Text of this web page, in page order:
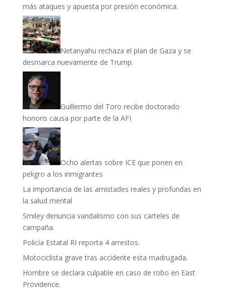
más ataques y apuesta por presión económica.
Netanyahu rechaza el plan de Gaza y se
desmarca nuevamente de Trump.
Guillermo del Toro recibe doctorado
honoris causa por parte de la AFI
Ocho alertas sobre ICE que ponen en
peligro a los inmigrantes
La importancia de las amistades reales y profundas en
la salud mental
Smiley denuncia vandalismo con sus carteles de
campaña.
Policía Estatal RI reporta 4 arrestos.
Motociclista grave tras accidente esta madrugada.
Hombre se declara culpable en caso de robo en East
Providence.